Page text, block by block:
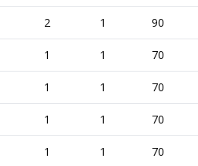
2 1 90
1 1 70
1 1 70
1 1 70
1 1 70